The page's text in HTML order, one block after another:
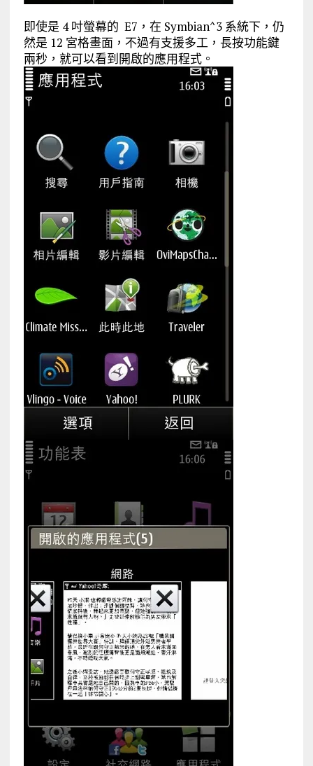
即使是 4 吋螢幕的 E7，在 Symbian^3 系統下，仍
然是 12 宮格畫面，不過有支援多工，長按功能鍵
兩秒，就可以看到開啟的應用程式。